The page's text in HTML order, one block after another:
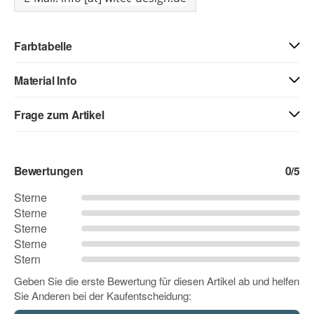
Farbtabelle
07 - hellrot 08 - rot 09 - dunkelrot
12 - flieder 11 - rosa
Material Info
Frage zum Artikel
Vorname
Nachname
Firma
Bewertungen 0/5
Sterne
Sterne
Sterne
Sterne
Stern
Geben Sie die erste Bewertung für diesen Artikel ab und helfen
Sie Anderen bei der Kaufentscheidung: